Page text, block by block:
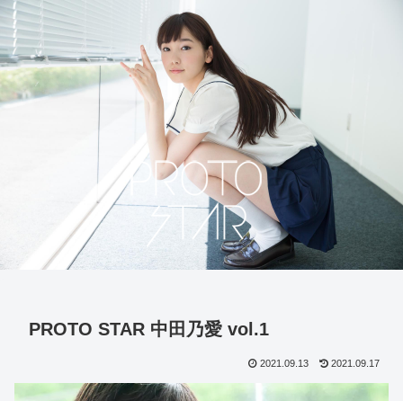
PROTO STAR 中田乃愛 vol.1
2021.09.13 2021.09.17